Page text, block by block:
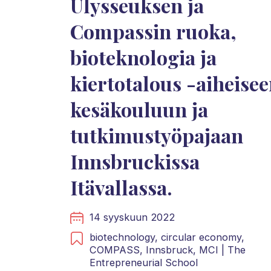
Ulysseuksen ja
Compassin ruoka,
bioteknologia ja
kiertotalous -
kesäkouluun ja
tutkimustyöpajaan
Innsbruckissa
Itävallassa.
14 syyskuun 2022
biotechnology, circular economy,
COMPASS, Innsbruck, MCI | The
Entrepreneurial School